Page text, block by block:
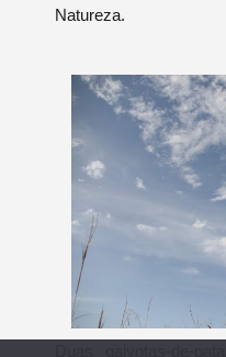
Natureza.